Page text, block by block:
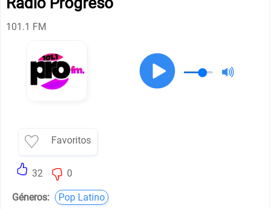
101.1 FM
Favoritos
32 0
Géneros:
Pop Latino